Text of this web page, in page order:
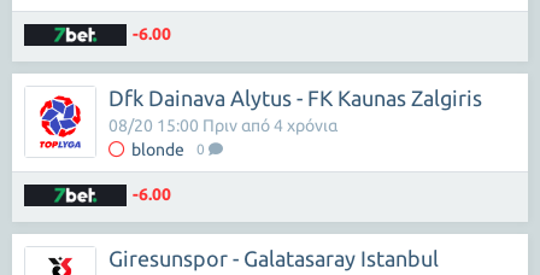
-6.00
Dfk Dainava Alytus - FK Kaunas Zalgiris
blonde 0
08/20 15:00 Πριν από 4 χρόνια
-6.00
Giresunspor - Galatasaray Istanbul